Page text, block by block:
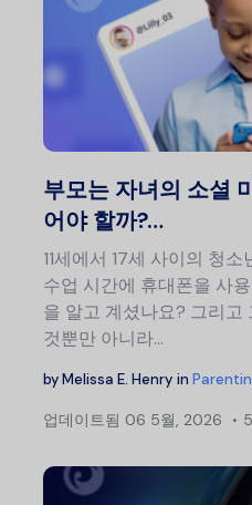
부모는 자녀의 소셜
어야 할까?…
11세에서 17세 사이의 청
수업 시간에 휴대폰을 사
을 알고 계셨나요? 그리고
것뿐만 아니라…
byMelissa E. Henry in
업데이트됨 06 5월, 2026